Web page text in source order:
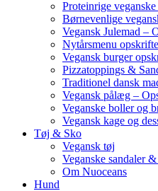
Proteinrige
Børnevenlige
Vegansk Julemad –
Nytårsmenu
Vegansk burger
Pizzatoppings &
Traditionel dansk
Vegansk pålæg –
Veganske boller og
Vegansk kage og
Tøj & Sko
Vegansk tøj
Veganske sandaler
Om Nuoceans
Hund